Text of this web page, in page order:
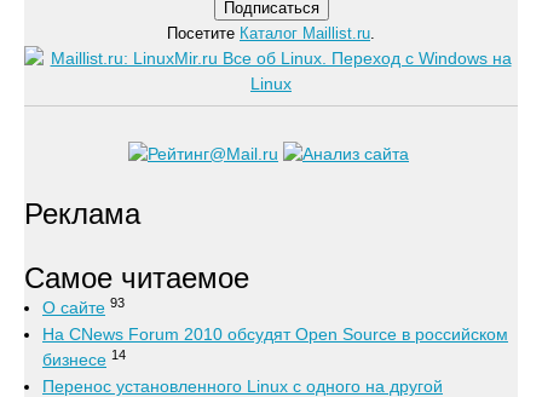
Посетите Каталог Maillist.ru.
Реклама
Самое читаемое
О сайте 93
На CNews Forum 2010 обсудят Open Source в российском
бизнесе 14
Перенос установленного Linux с одного на другой